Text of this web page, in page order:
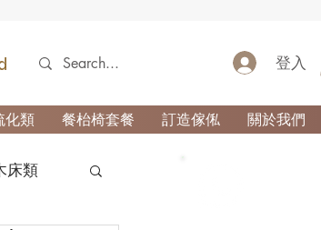
登入
化類 餐枱椅套餐 訂造傢俬 關於我們
床類